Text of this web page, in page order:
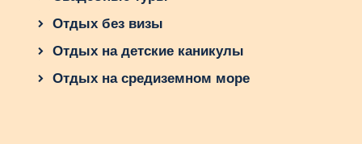
Как выбрать тур в
Словакию?
При выборе тура учитывайте:
Отдых без визы
Отдых на детские каникулы
Отдых на средиземном море